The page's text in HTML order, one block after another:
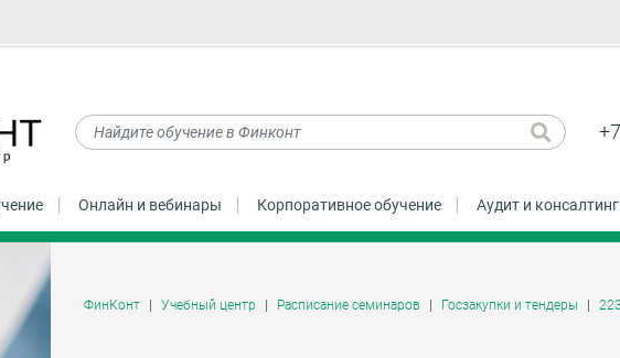
Онлайн и вебинары Корпоративное обучение Аудит и консалтинг
ФинКонт Учебный центр Расписание семинаров Госзакупки и тендеры